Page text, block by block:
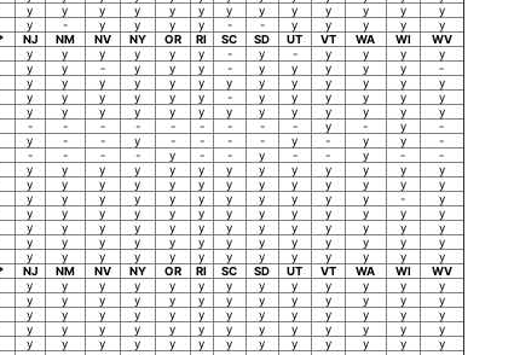
y y y y y y y y y y y y
y
y - y y y y - - y y y y
y
NJ NM NV NY OR RI SC SD UT VT WA WI
WV
y y y y y y - y - y y y
y
y y - y y y - y y y y y
-
y y y y y y y y y y y y
y
y y y y y y - y y y y y
y
y y y y y y y y y y y y
y
- - - - - - - - - y - y
-
y - - y - - - - y - y y
-
- - - - y - - y - - y -
-
y y y y y y y y y y y y
y
y y y y y y y y y y y y
y
y y y y y y y y y y y -
y
y y y y y y y y y y y y
y
y y y y y y y y y y y y
y
y y y y y y y y y y y y
y
y y y y y y y y y y y y
y
NJ NM NV NY OR RI SC SD UT VT WA WI
WV
y y y y y y y y y y y y
y
y y y y y y y y y y y y
y
y y y y y y y y y y y y
y
y y y y y y y y y y y y
y
y y y y y y y y y y y y
y